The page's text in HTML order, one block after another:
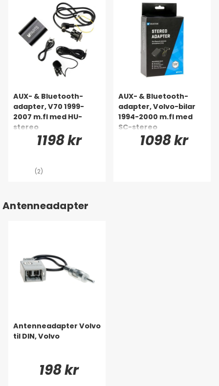
AUX- & Bluetooth-
adapter, V70 1999-
2007 m.fl med HU-
stereo
1198 kr
(2)
AUX- & Bluetooth-
adapter, Volvo-bilar
1994-2000 m.fl med
SC-stereo
1098 kr
Antenneadapter
Antenneadapter Volvo
til DIN, Volvo
198 kr